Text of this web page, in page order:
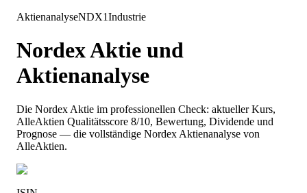
AktienanalyseNDX1Industrie
NordexAktie und
Aktienanalyse
Die Nordex Aktie im professionellen Check: aktueller Kurs,
AlleAktien Qualitätsscore 8/10, Bewertung, Dividende und
Prognose — die vollständige Nordex Aktienanalyse von
AlleAktien.